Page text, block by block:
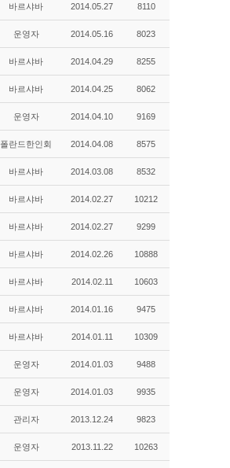
바르샤바 2014.05.27 8110
운영자 2014.05.16 8023
바르샤바 2014.04.29 8255
바르샤바 2014.04.25 8062
운영자 2014.04.10 9169
폴란드한인회 2014.04.08 8575
바르샤바 2014.03.08 8532
바르샤바 2014.02.27 10212
바르샤바 2014.02.27 9299
바르샤바 2014.02.26 10888
바르샤바 2014.02.11 10603
바르샤바 2014.01.16 9475
바르샤바 2014.01.11 10309
운영자 2014.01.03 9488
운영자 2014.01.03 9935
관리자 2013.12.24 9823
운영자 2013.11.22 10263